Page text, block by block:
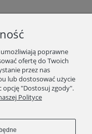
poprawne
ofertę do Twoich
przez nas
lub dostosować użycie
opcję "Dostosuj zgody".
Polityce